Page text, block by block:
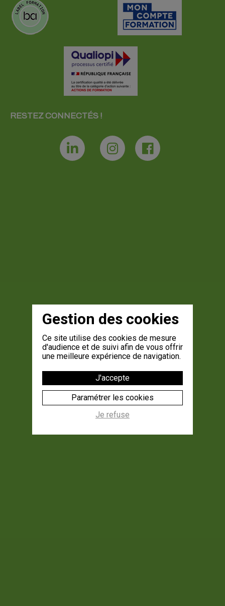
RESTEZ CONNECTÉS !
Gestion des cookies
Ce site utilise des cookies de mesure
d'audience et de suivi afin de vous offrir
une meilleure expérience de navigation.
J'accepte
Paramétrer les cookies
Je refuse